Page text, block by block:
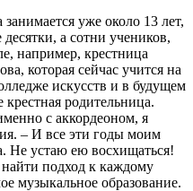
уже около 13 лет,
а сотни учеников,
например, крестница
которая сейчас учится на
искусств и в будущем
крестная родительница.
с аккордеоном, я
– И все эти годы моим
Не устаю ею восхищаться!
подход к каждому
музыкальное образование.